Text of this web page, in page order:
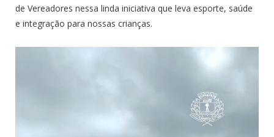
de Vereadores nessa linda iniciativa que leva esporte, saúde
e integração para nossas crianças.